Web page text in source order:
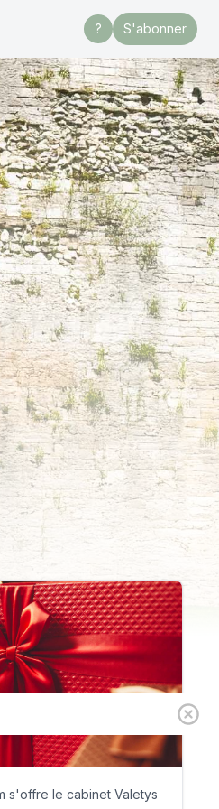
? S'abonner
s'offre le cabinet Valetys